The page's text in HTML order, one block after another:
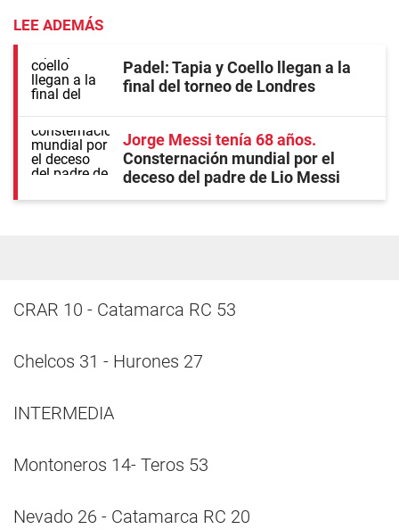
LEE ADEMÁS
Padel: Tapia y Coello llegan a la
final del torneo de Londres
Jorge Messi tenía 68 años
Consternación mundial por el
deceso del padre de Lio Messi
CRAR 10 - Catamarca RC 53
Chelcos 31 - Hurones 27
INTERMEDIA
Montoneros 14- Teros 53
Nevado 26 - Catamarca RC 20